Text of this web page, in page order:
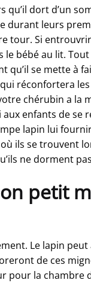
qu’il dort d’un
durant leurs
tour. Si
bébé au lit. Tout
se mette à
réconfortera
chérubin a la
enfants de se
lapin lui
ils se trouvent
ne dorment
petit
Le lapin peut
de ces
pour la chambre